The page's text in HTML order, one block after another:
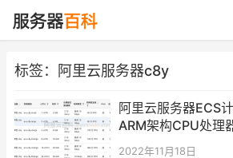
标签：阿里云服务器c8y
阿里云服务器ECS
ARM架构CPU处理
2022年11月18日